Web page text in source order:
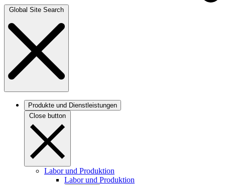
Global Site Search
Produkte und Dienstleistungen
Close button
Labor und Produktion
Labor und Produktion